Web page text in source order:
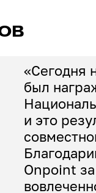
«Сегодня
был
и это
Onpoint за